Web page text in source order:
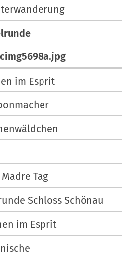
im Esprit
Madre Tag
Schloss Schönau
im Esprit